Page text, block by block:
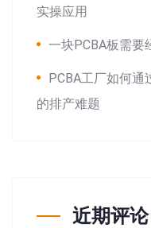
实操应用
一块PCBA板需要
PCBA工厂如何通
的排产难题
近期评论